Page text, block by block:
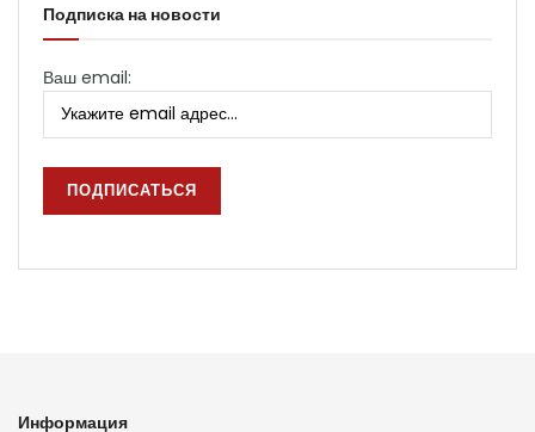
Подписка на новости
Ваш email:
Информация